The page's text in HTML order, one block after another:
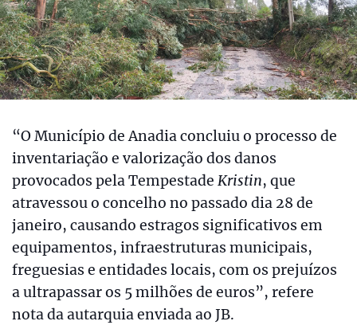
“O Município de Anadia concluiu o processo de
inventariação e valorização dos danos
provocados pela Tempestade Kristin, que
atravessou o concelho no passado dia 28 de
janeiro, causando estragos significativos em
equipamentos, infraestruturas municipais,
freguesias e entidades locais, com os prejuízos
a ultrapassar os 5 milhões de euros”, refere
nota da autarquia enviada ao JB.